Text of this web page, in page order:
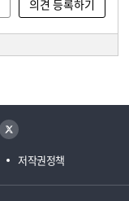
저작권정책
트위터